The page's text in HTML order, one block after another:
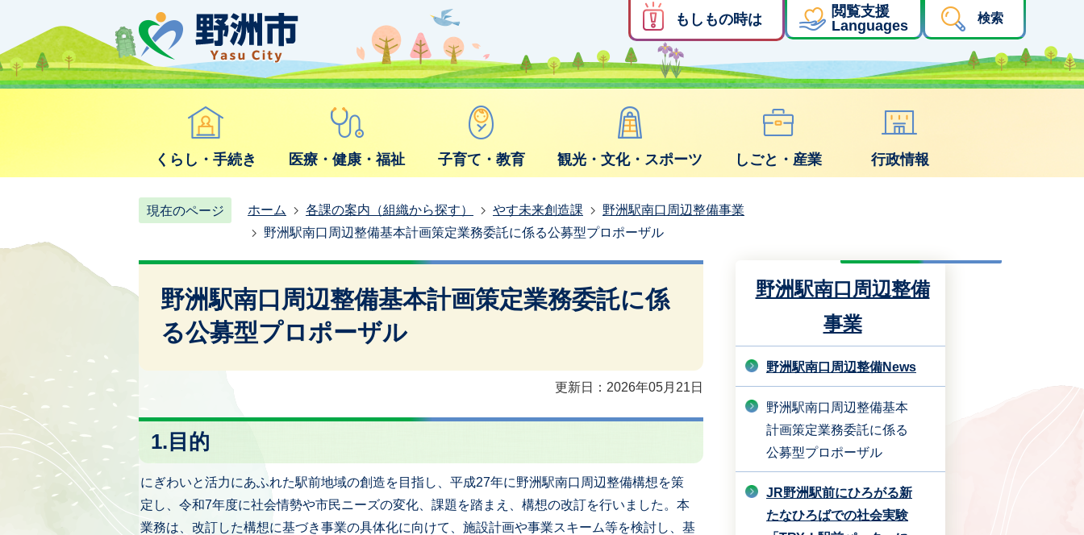
もしもの時は
閲覧支援
Languages
検索
くらし・手続き 医療・健康・福祉 子育て・教育 観光・文化・スポーツ しごと・産業 行政情報
現在のページ ホーム 各課の案内（組織から探す） やす未来創造課
野洲駅南口周辺整備事業
野洲駅南口周辺整備基本計画策定業務委託に係る公募型プロポーザル
野洲駅南口周辺整備基本計画策定業務委託に係
る公募型プロポーザル
更新日：2026年05月21日
1.目的
にぎわいと活力にあふれた駅前地域の創造を目指し、平成27年に野洲駅南口周辺整備構想を策
定し、令和7年度に社会情勢や市民ニーズの変化、課題を踏まえ、構想の改訂を行いました。本
業務は、改訂した構想に基づき事業の具体化に向けて、施設計画や事業スキーム等を検討し、基
野洲駅南口周辺整備
事業
野洲駅南口周辺整備News
野洲駅南口周辺整備基本
計画策定業務委託に係る
公募型プロポーザル
JR野洲駅前にひろがる新
たなひろばでの社会実験